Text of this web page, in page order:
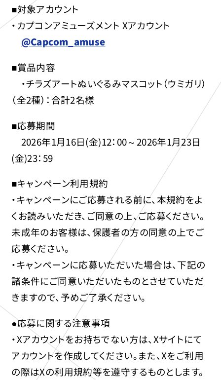
■対象アカウント
・カプコンアミューズメント Xアカウント
@Capcom_amuse
■賞品内容
・チラズアートぬいぐるみマスコット（ウミガリ）
（全2種）：合計2名様
■応募期間
2026年1月16日(金)12：00～2026年1月23日
(金)23：59
■キャンペーン利用規約
・キャンペーンにご応募される前に、本規約をよ
くお読みいただき、ご同意の上、ご応募ください。
未成年のお客様は、保護者の方の同意の上でご
応募ください。
・キャンペーンに応募いただいた場合は、下記の
諸条件にご同意いただいたものとさせていただ
きますので、予めご了承ください。
●応募に関する注意事項
・Xアカウントをお持ちでない方は、Xサイトにて
アカウントを作成してください。また、Xをご利用
の際はXの利用規約等を遵守するものとします。